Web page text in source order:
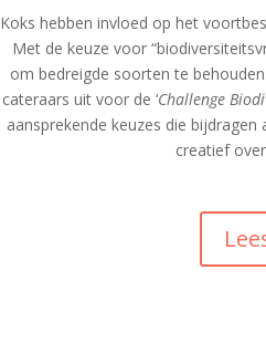
Koks hebben invloed op het
Met de keuze voor
om bedreigde soorten te
cateraars uit voor de ‘Challenge
aansprekende keuzes die
creatief